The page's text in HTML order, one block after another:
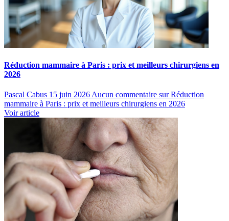
Réduction mammaire à Paris : prix et meilleurs chirurgiens en
2026
Pascal Cabus 15 juin 2026 Aucun commentaire sur Réduction
mammaire à Paris : prix et meilleurs chirurgiens en 2026
Voir article